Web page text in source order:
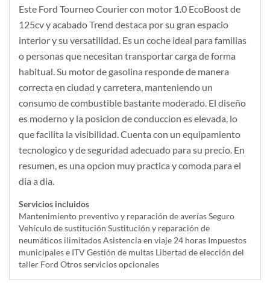
Este Ford Tourneo Courier con motor 1.0 EcoBoost de
125cv y acabado Trend destaca por su gran espacio
interior y su versatilidad. Es un coche ideal para familias
o personas que necesitan transportar carga de forma
habitual. Su motor de gasolina responde de manera
correcta en ciudad y carretera, manteniendo un
consumo de combustible bastante moderado. El diseño
es moderno y la posicion de conduccion es elevada, lo
que facilita la visibilidad. Cuenta con un equipamiento
tecnologico y de seguridad adecuado para su precio. En
resumen, es una opcion muy practica y comoda para el
dia a dia.
Servicios incluidos
Mantenimiento preventivo y reparación de averías Seguro
Vehículo de sustitución Sustitución y reparación de
neumáticos ilimitados Asistencia en viaje 24 horas Impuestos
municipales e ITV Gestión de multas Libertad de elección del
taller Ford Otros servicios opcionales